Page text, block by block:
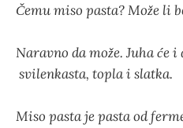
Čemu miso pasta? Može li
Naravno da može. Juha će
svilenkasta, topla i slatka.
Miso pasta je pasta od